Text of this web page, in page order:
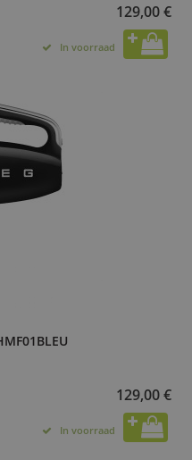
129,00 €
In voorraad
129,00 €
In voorraad